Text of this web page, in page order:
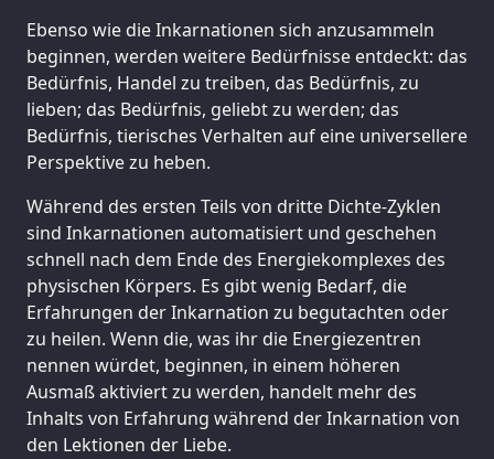
Ebenso wie die Inkarnationen sich anzusammeln
beginnen, werden weitere Bedürfnisse entdeckt: das
Bedürfnis, Handel zu treiben, das Bedürfnis, zu
lieben; das Bedürfnis, geliebt zu werden; das
Bedürfnis, tierisches Verhalten auf eine universellere
Perspektive zu heben.
Während des ersten Teils von dritte Dichte-Zyklen
sind Inkarnationen automatisiert und geschehen
schnell nach dem Ende des Energiekomplexes des
physischen Körpers. Es gibt wenig Bedarf, die
Erfahrungen der Inkarnation zu begutachten oder
zu heilen. Wenn die, was ihr die Energiezentren
nennen würdet, beginnen, in einem höheren
Ausmaß aktiviert zu werden, handelt mehr des
Inhalts von Erfahrung während der Inkarnation von
den Lektionen der Liebe.